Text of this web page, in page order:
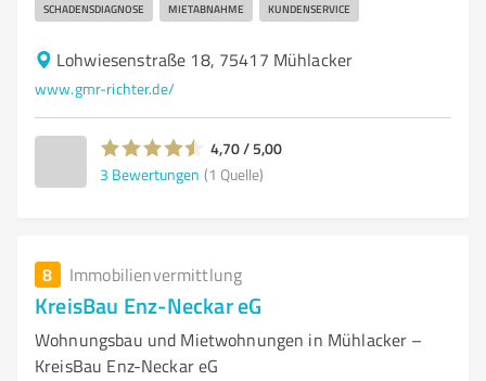
SCHADENSDIAGNOSE MIETABNAHME KUNDENSERVICE
Lohwiesenstraße 18, 75417 Mühlacker
www.gmr-richter.de/
4,70 / 5,00
3 Bewertungen (1 Quelle)
8 Immobilienvermittlung
KreisBau Enz-Neckar eG
Wohnungsbau und Mietwohnungen in Mühlacker –
KreisBau Enz-Neckar eG